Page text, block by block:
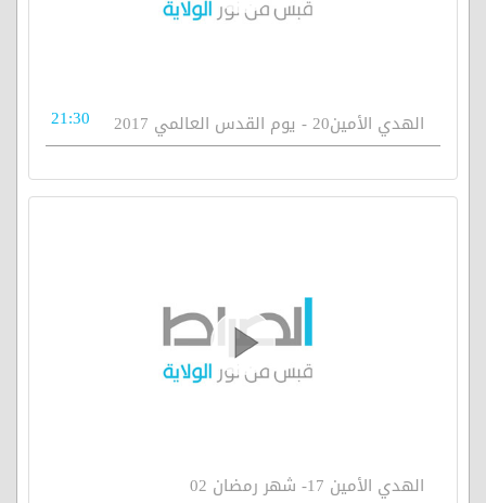
الهدي الأمين20 - يوم القدس العالمي 2017 21:30
الهدي الأمين 17- شهر رمضان 02